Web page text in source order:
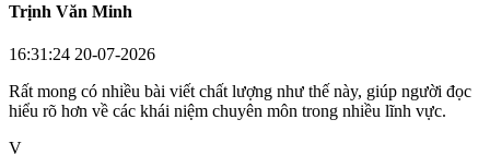
Trịnh Văn Minh
16:31:24 20-07-2026
Rất mong có nhiều bài viết chất lượng như thế này, giúp người đọc
hiểu rõ hơn về các khái niệm chuyên môn trong nhiều lĩnh vực.
V